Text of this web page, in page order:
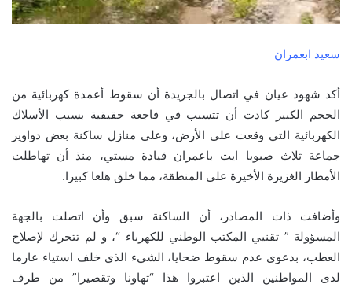
سعيد ابعمران
أكد شهود عيان في اتصال بالجريدة أن سقوط أعمدة كهربائية من
الحجم الكبير كادت أن تتسبب في فاجعة حقيقية بسبب الأسلاك
الكهربائية التي وقعت على الأرض، وعلى منازل ساكنة بعض دواوير
جماعة ثلاث صبويا ايت باعمران قيادة مستي، منذ أن تهاطلت
الأمطار الغزيرة الأخيرة على المنطقة، مما خلق هلعا كبيرا.
وأضافت ذات المصادر، أن الساكنة سبق وأن اتصلت بالجهة
المسؤولة ” تقنيي المكتب الوطني للكهرباء “، و لم تتحرك لإصلاح
العطب، بدعوى عدم سقوط ضحايا، الشيء الذي خلف استياء عارما
لدى المواطنين الذين اعتبروا هذا “تهاونا وتقصيرا” من طرف